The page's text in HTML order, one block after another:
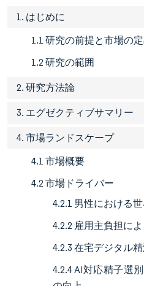
1. はじめに
1.1 研究の前提と市場の
1.2 研究の範囲
2. 研究方法論
3. エグゼクティブサマリー
4. 市場ランドスケープ
4.1 市場概要
4.2 市場ドライバー
4.2.1 男性における
4.2.2 雇用主負担に
4.2.3 在宅デジタル
4.2.4 AI対応精子選